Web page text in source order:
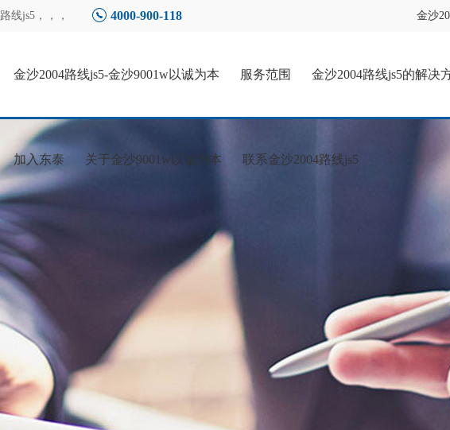
线js5 ，，， 4000-900-118 金沙
金沙2004路线js5-金沙9001w以诚为本 服务范围 金沙2004路线js5的解决
加入东泰 关于金沙9001w以诚为本 联系金沙2004路线js5